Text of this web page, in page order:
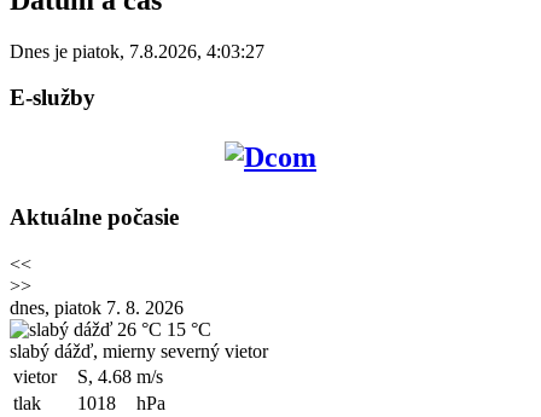
Dnes je piatok, 7.8.2026, 4:03:27
E-služby
Aktuálne počasie
<<
>>
dnes, piatok 7. 8. 2026
26 °C 15 °C
slabý dážď, mierny severný vietor
vietor
S, 4.68 m/s
tlak
1018
hPa